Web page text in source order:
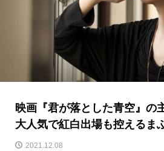
映画『君が落とした青空』の
大人気で紅白出場も控えるま
2021.12.08